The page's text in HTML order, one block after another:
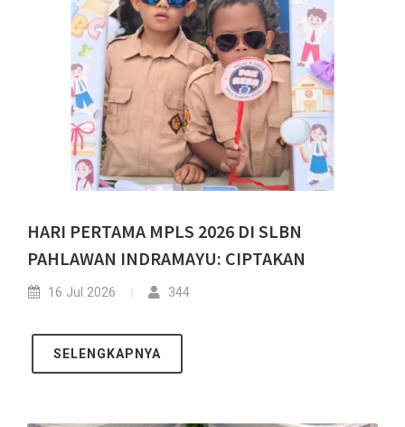
HARI PERTAMA MPLS 2026 DI SLBN
PAHLAWAN INDRAMAYU: CIPTAKAN
16 Jul 2026 344
SELENGKAPNYA